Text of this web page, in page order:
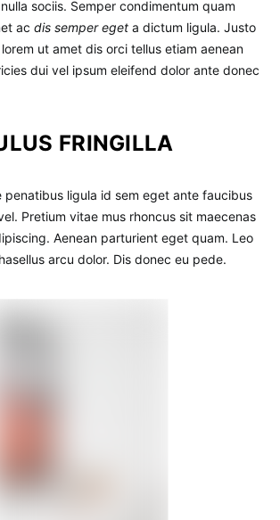
sociis. Semper condimentum quam
ac dis semper eget a dictum ligula. Justo
ut amet dis orci tellus etiam aenean
dui vel ipsum eleifend dolor ante donec
FRINGILLA
penatibus ligula id sem eget ante faucibus
Pretium vitae mus rhoncus sit maecenas
Aenean parturient eget quam. Leo
arcu dolor. Dis donec eu pede.